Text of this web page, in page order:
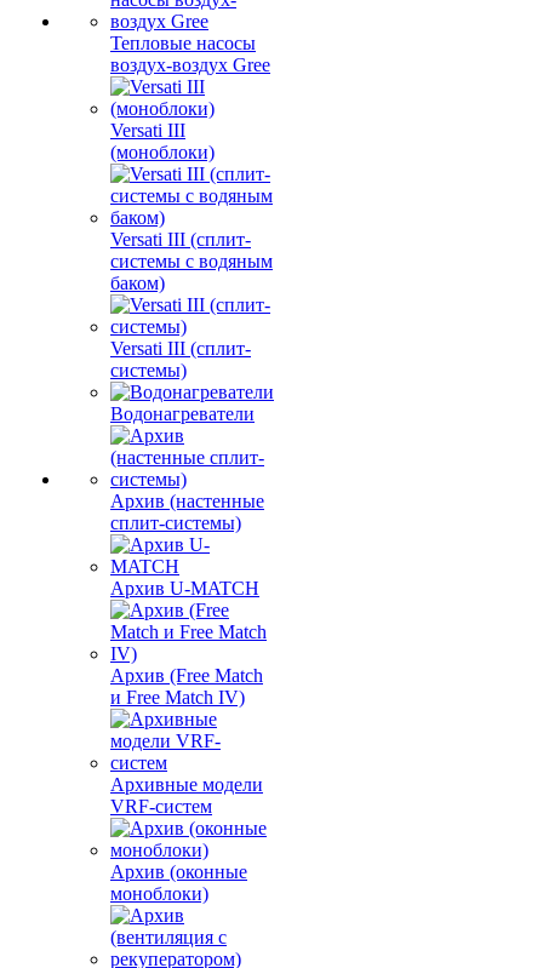
Тепловые насосы
воздух-воздух Gree
Versati III
(моноблоки)
Versati III (сплит-
системы с водяным
баком)
Versati III (сплит-
системы)
Водонагреватели
Архив (настенные
сплит-системы)
Архив U-MATCH
Архив (Free Match
и Free Match IV)
Архивные модели
VRF-систем
Архив (оконные
моноблоки)